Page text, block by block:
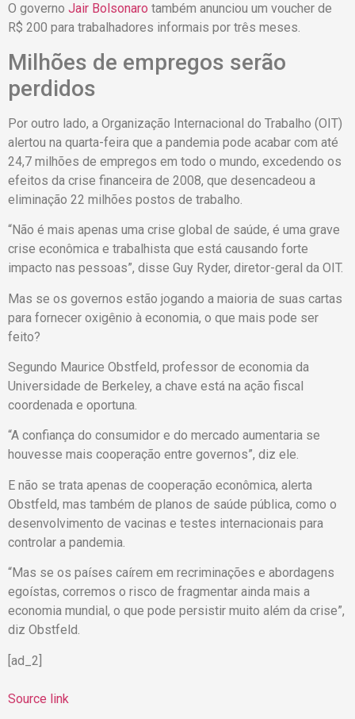
O governo Jair Bolsonaro também anunciou um voucher de
R$ 200 para trabalhadores informais por três meses.
Milhões de empregos serão
perdidos
Por outro lado, a Organização Internacional do Trabalho (OIT)
alertou na quarta-feira que a pandemia pode acabar com até
24,7 milhões de empregos em todo o mundo, excedendo os
efeitos da crise financeira de 2008, que desencadeou a
eliminação 22 milhões postos de trabalho.
“Não é mais apenas uma crise global de saúde, é uma grave
crise econômica e trabalhista que está causando forte
impacto nas pessoas”, disse Guy Ryder, diretor-geral da OIT.
Mas se os governos estão jogando a maioria de suas cartas
para fornecer oxigênio à economia, o que mais pode ser
feito?
Segundo Maurice Obstfeld, professor de economia da
Universidade de Berkeley, a chave está na ação fiscal
coordenada e oportuna.
“A confiança do consumidor e do mercado aumentaria se
houvesse mais cooperação entre governos”, diz ele.
E não se trata apenas de cooperação econômica, alerta
Obstfeld, mas também de planos de saúde pública, como o
desenvolvimento de vacinas e testes internacionais para
controlar a pandemia.
“Mas se os países caírem em recriminações e abordagens
egoístas, corremos o risco de fragmentar ainda mais a
economia mundial, o que pode persistir muito além da crise”,
diz Obstfeld.
[ad_2]
Source link